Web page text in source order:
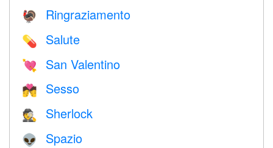
🦃 Ringraziamento
💊 Salute
💘 San Valentino
💏 Sesso
🕵️ Sherlock
👽 Spazio